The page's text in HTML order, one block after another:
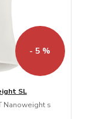
- 5 %
SL
Nanoweight s